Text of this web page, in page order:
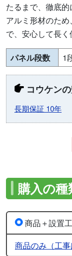
たるまで、徹底
アルミ形材のた
で、安心して長く
パネル段数 1
コウケン
長期保証 10年
購入の
商品＋設置
商品のみ（工事